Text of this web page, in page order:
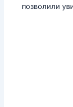
позволили